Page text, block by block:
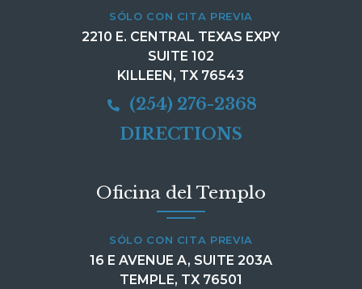
SÓLO CON CITA PREVIA
2210 E. CENTRAL TEXAS EXPY
SUITE 102
KILLEEN, TX 76543
(254) 276-2368
DIRECTIONS
Oficina del Templo
SÓLO CON CITA PREVIA
16 E AVENUE A, SUITE 203A
TEMPLE, TX 76501